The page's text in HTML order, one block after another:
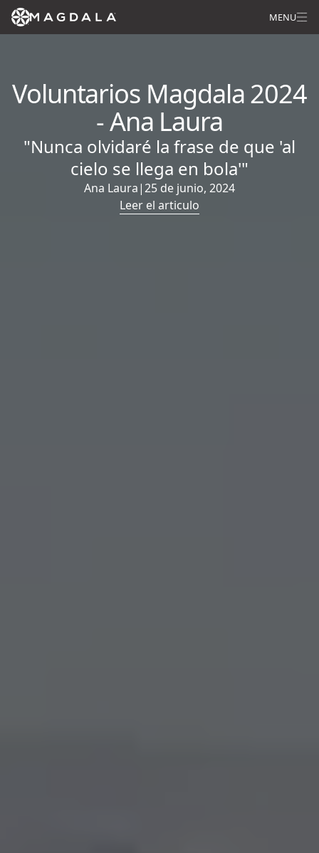
MENU
Voluntarios Magdala 2024
- Ana Laura
"Nunca olvidaré la frase de que 'al
cielo se llega en bola'"
Ana Laura|25 de junio, 2024
Leer el articulo